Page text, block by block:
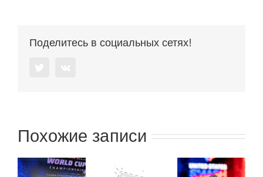
Поделитесь в социальных сетях!
Похожие записи